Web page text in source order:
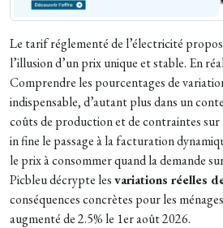
Le tarif réglementé de l’électricité
l’illusion d’un prix unique et stable. En
Comprendre les pourcentages de
indispensable, d’autant plus dans un
coûts de production et de contraintes sur
in fine le passage à la facturation
le prix à consommer quand la demande
Picbleu décrypte lesvariations réelles
conséquences concrètes pour les
augmenté de 2.5% le 1er août 2026.